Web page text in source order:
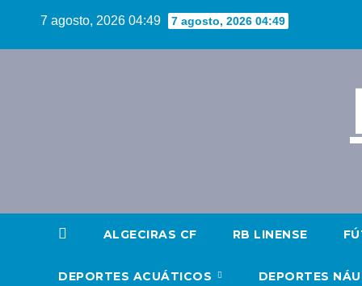
7 agosto, 2026 04:49 7 agosto, 2026 04:49
ALGECIRAS CF RB LINENSE
DEPORTES ACUÁTICOS DEPORTES